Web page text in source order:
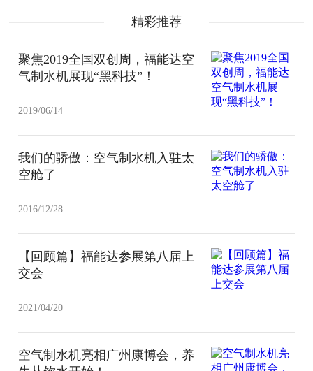
精彩推荐
聚焦2019全国双创周，福能达空
气制水机展现“黑科技”！
2019/06/14
我们的骄傲：空气制水机入驻太
空舱了
2016/12/28
【回顾篇】福能达参展第八届上
交会
2021/04/20
空气制水机亮相广州康博会，养